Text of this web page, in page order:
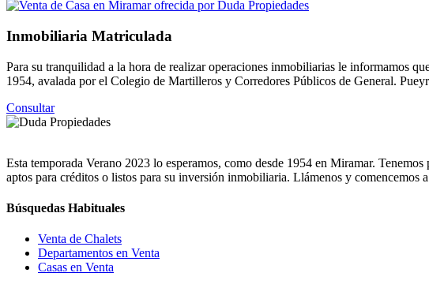
Inmobiliaria Matriculada
Para su tranquilidad a la hora de realizar operaciones inmobiliarias le informamos
1954, avalada por el Colegio de Martilleros y Corredores Públicos de General.
Consultar
Esta temporada Verano 2023 lo esperamos, como desde 1954 en Miramar.
aptos para créditos o listos para su inversión inmobiliaria. Llámenos y comencemos
Búsquedas Habituales
Venta de Chalets
Departamentos en Venta
Casas en Venta